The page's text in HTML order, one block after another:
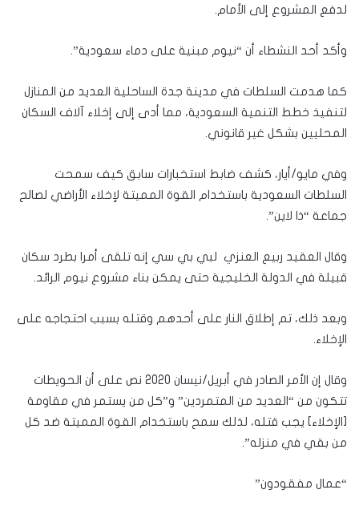
لدفع المشروع إلى الأمام.
وأكد أحد النشطاء أن “نيوم ​​مبنية على دماء سعودية”.
كما هدمت السلطات في مدينة جدة الساحلية العديد من المنازل
لتنفيذ خطط التنمية السعودية، مما أدى إلى إخلاء آلاف السكان
المحليين بشكل غير قانوني.
وفي مايو/أيار، كشف ضابط استخبارات سابق كيف سمحت
السلطات السعودية باستخدام القوة المميتة لإخلاء الأراضي لصالح
جماعة “ذا لاين”.
وقال العقيد ربيع العنزي لبي بي سي إنه تلقى أمرا بطرد سكان
قبيلة في الدولة الخليجية حتى يمكن بناء مشروع نيوم الرائد.
وبعد ذلك، تم إطلاق النار على أحدهم وقتله بسبب احتجاجه على
الإخلاء.
وقال إن الأمر الصادر في أبريل/نيسان 2020 نص على أن الحويطات
تتكون من “العديد من المتمردين” و”كل من يستمر في مقاومة
[الإخلاء] يجب قتله، لذلك سمح باستخدام القوة المميتة ضد كل
من بقي في منزله”.
“عمال مفقودون”